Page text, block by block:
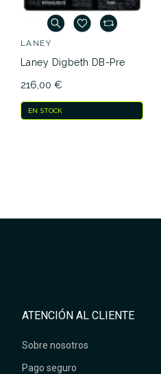
LANEY
Laney Digbeth DB-Pre
216,00 €
EN STOCK
ATENCIÓN AL CLIENTE
Sobre nosotros
Pago seguro